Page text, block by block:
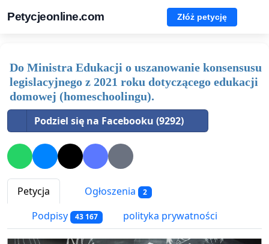
Petycjeonline.com Złóż petycję
Do Ministra Edukacji o uszanowanie konsensusu
legislacyjnego z 2021 roku dotyczącego edukacji
domowej (homeschoolingu).
Podziel się na Facebooku (9292)
Petycja Ogłoszenia 2
Podpisy 43 167 polityka prywatności